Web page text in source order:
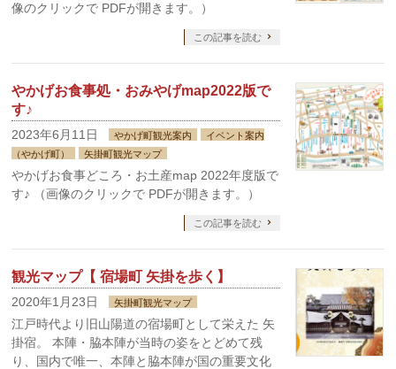
像のクリックで PDFが開きます。）
この記事を読む
やかげお食事処・おみやげmap2022版で
す♪
2023年6月11日 やかげ町観光案内
イベント案内
（やかげ町）
矢掛町観光マップ
やかげお食事どころ・お土産map 2022年度版で
す♪ （画像のクリックで PDFが開きます。）
この記事を読む
観光マップ【 宿場町 矢掛を歩く】
2020年1月23日 矢掛町観光マップ
江戸時代より旧山陽道の宿場町として栄えた 矢
掛宿。 本陣・脇本陣が当時の姿をとどめて残
り、国内で唯一、本陣と脇本陣が国の重要文化